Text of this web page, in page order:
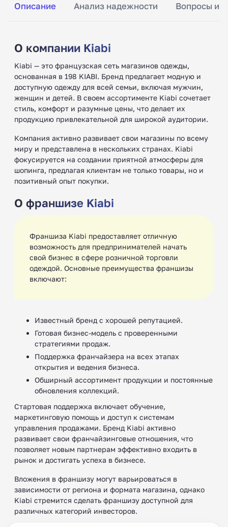
Описание Анализ надежности Вопросы и
О компании Kiabi
Kiabi — это французская сеть магазинов одежды,
основанная в 198 KIABI. Бренд предлагает модную и
доступную одежду для всей семьи, включая мужчин,
женщин и детей. В своем ассортименте Kiabi сочетает
стиль, комфорт и разумные цены, что делает их
продукцию привлекательной для широкой аудитории.
Компания активно развивает свои магазины по всему
миру и представлена в нескольких странах. Kiabi
фокусируется на создании приятной атмосферы для
шопинга, предлагая клиентам не только товары, но и
позитивный опыт покупки.
О франшизе Kiabi
Франшиза Kiabi предоставляет отличную
возможность для предпринимателей начать
свой бизнес в сфере розничной торговли
одеждой. Основные преимущества франшизы
включают:
Известный бренд с хорошей репутацией.
Готовая бизнес-модель с проверенными
стратегиями продаж.
Поддержка франчайзера на всех этапах
открытия и ведения бизнеса.
Обширный ассортимент продукции и постоянные
обновления коллекций.
Стартовая поддержка включает обучение,
маркетинговую помощь и доступ к системам
управления продажами. Бренд Kiabi активно
развивает свои франчайзинговые отношения, что
позволяет новым партнерам эффективно входить в
рынок и достигать успеха в бизнесе.
Вложения в франшизу могут варьироваться в
зависимости от региона и формата магазина, однако
Kiabi стремится сделать франшизу доступной для
различных категорий инвесторов.